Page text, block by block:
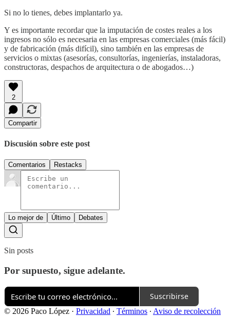
Si no lo tienes, debes implantarlo ya.
Y es importante recordar que la imputación de costes reales a los
ingresos no sólo es necesaria en las empresas comerciales (más fácil)
y de fabricación (más difícil), sino también en las empresas de
servicios o mixtas (asesorías, consultorías, ingenierías, instaladoras,
constructoras, despachos de arquitectura o de abogados…)
2
Compartir
Discusión sobre este post
Comentarios Restacks
Lo mejor de Último Debates
Sin posts
Por supuesto, sigue adelante.
Suscribirse
© 2026 Paco López · Privacidad ∙ Términos ∙ Aviso de recolección